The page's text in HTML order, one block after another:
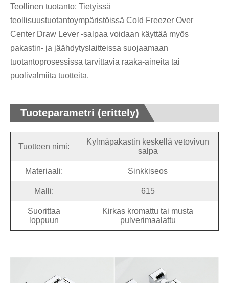
Teollinen tuotanto: Tietyissä
teollisuustuotantoympäristöissä Cold Freezer Over
Center Draw Lever -salpaa voidaan käyttää myös
pakastin- ja jäähdytyslaitteissa suojaamaan
tuotantoprosessissa tarvittavia raaka-aineita tai
puolivalmiita tuotteita.
Tuoteparametri (erittely)
Tuotteen nimi:
Kylmäpakastin keskellä vetovivun
salpa
Materiaali: Sinkkiseos
Malli: 615
Suorittaa
loppuun
Kirkas kromattu tai musta
pulverimaalattu